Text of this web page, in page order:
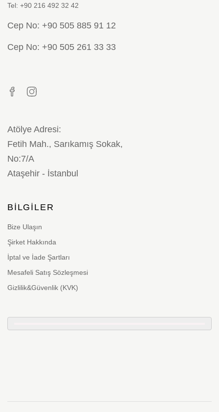
Tel: +90 216 492 32 42
Cep No: +90 505 885 91 12
Cep No: +90 505 261 33 33
Atölye Adresi:
Fetih Mah., Sarıkamış Sokak,
No:7/A
Ataşehir - İstanbul
BILGILER
Bize Ulaşın
Şirket Hakkında
İptal ve İade Şartları
Mesafeli Satış Sözleşmesi
Gizlilik&Güvenlik (KVK)